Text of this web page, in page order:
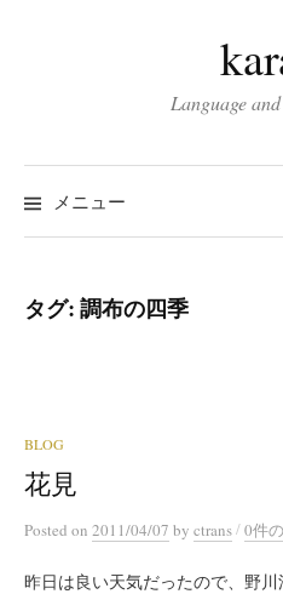
ス
キ
プ
Language
メニュー
タグ:調布の四季
BLOG
花見
Posted on 2011/04/07 by ctrans/0件
昨日は良い天気だったので、野